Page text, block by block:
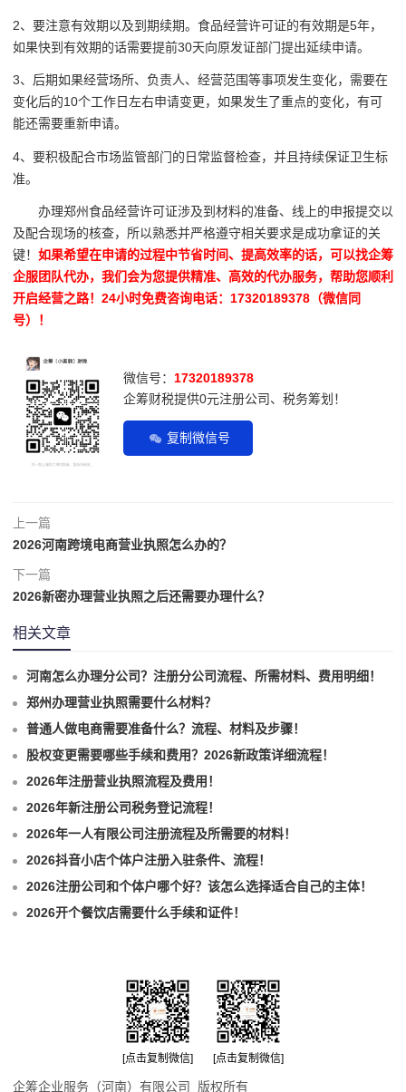
2、要注意有效期以及到期续期。食品经营许可证的有效期是5年，
如果快到有效期的话需要提前30天向原发证部门提出延续申请。
3、后期如果经营场所、负责人、经营范围等事项发生变化，需要在
变化后的10个工作日左右申请变更，如果发生了重点的变化，有可
能还需要重新申请。
4、要积极配合市场监管部门的日常监督检查，并且持续保证卫生标
准。
办理郑州食品经营许可证涉及到材料的准备、线上的申报提交以
及配合现场的核查，所以熟悉并严格遵守相关要求是成功拿证的关
键！ 如果希望在申请的过程中节省时间、提高效率的话，可以找企筹
企服团队代办，我们会为您提供精准、高效的代办服务，帮助您顺利
开启经营之路！24小时免费咨询电话：17320189378（微信同
号）！
微信号： 17320189378
企筹财税提供0元注册公司、税务筹划！
复制微信号
上一篇
2026河南跨境电商营业执照怎么办的？
下一篇
2026新密办理营业执照之后还需要办理什么？
相关文章
河南怎么办理分公司？注册分公司流程、所需材料、费用明细！
郑州办理营业执照需要什么材料？
普通人做电商需要准备什么？流程、材料及步骤！
股权变更需要哪些手续和费用？2026新政策详细流程！
2026年注册营业执照流程及费用！
2026年新注册公司税务登记流程！
2026年一人有限公司注册流程及所需要的材料！
2026抖音小店个体户注册入驻条件、流程！
2026注册公司和个体户哪个好？该怎么选择适合自己的主体！
2026开个餐饮店需要什么手续和证件！
[点击复制微信] [点击复制微信]
企筹企业服务（河南）有限公司 版权所有